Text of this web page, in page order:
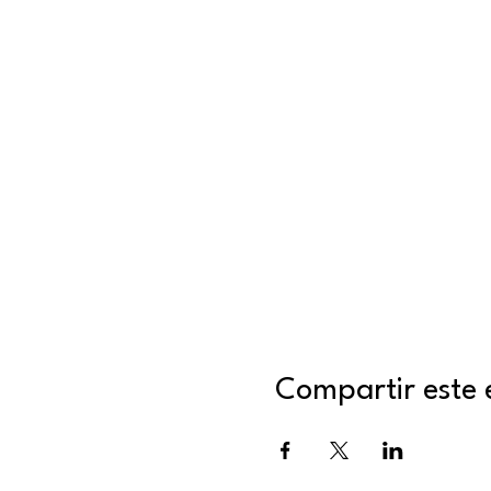
Compartir este